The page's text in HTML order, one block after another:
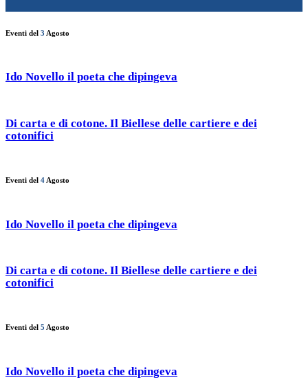
Eventi del 3 Agosto
Ido Novello il poeta che dipingeva
Di carta e di cotone. Il Biellese delle cartiere e dei
cotonifici
Eventi del 4 Agosto
Ido Novello il poeta che dipingeva
Di carta e di cotone. Il Biellese delle cartiere e dei
cotonifici
Eventi del 5 Agosto
Ido Novello il poeta che dipingeva